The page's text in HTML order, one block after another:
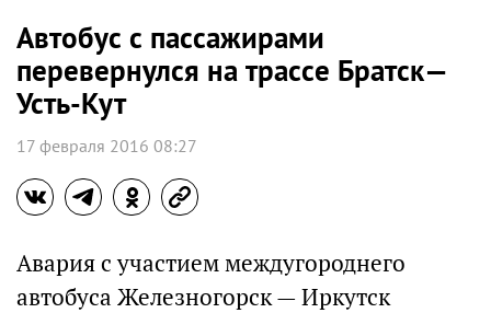
Автобус с пассажирами
перевернулся на трассе Братск—
Усть-Кут
17 февраля 2016 08:27
Авария с участием междугороднего
автобуса Железногорск — Иркутск